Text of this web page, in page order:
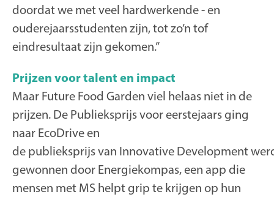
doordat we met veel hardwerkende - en
ouderejaarsstudenten zijn, tot zo’n tof
eindresultaat zijn gekomen.”
Prijzen voor talent en impact
Maar Future Food Garden viel helaas niet in de
prijzen. De Publieksprijs voor eerstejaars ging
naar EcoDriveen
de publieksprijs van Innovative Development
gewonnen door Energiekompas, een app die
mensen met MS helpt grip te krijgen op hun